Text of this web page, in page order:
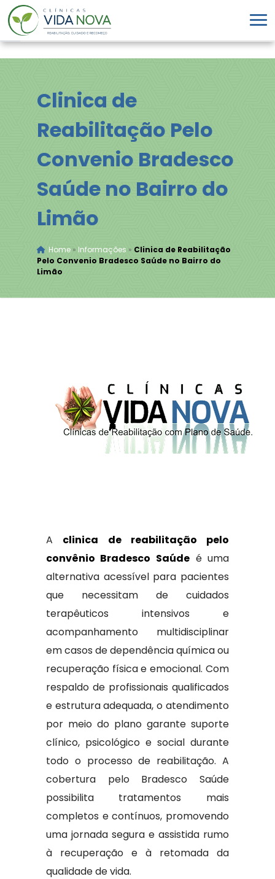
Clinica de
Reabilitação Pelo
Convenio Bradesco
Saúde no Bairro do
Limão
Home» Informações » Clinica de Reabilitação
Pelo Convenio Bradesco Saúde no Bairro do
Limão
A clinica de reabilitação pelo
convênio Bradesco Saúde é uma
alternativa acessível para pacientes
que necessitam de cuidados
terapêuticos intensivos e
acompanhamento multidisciplinar
em casos de dependência química ou
recuperação física e emocional. Com
respaldo de profissionais qualificados
e estrutura adequada, o atendimento
por meio do plano garante suporte
clínico, psicológico e social durante
todo o processo de reabilitação. A
cobertura pelo Bradesco Saúde
possibilita tratamentos mais
completos e contínuos, promovendo
uma jornada segura e assistida rumo
à recuperação e à retomada da
qualidade de vida.